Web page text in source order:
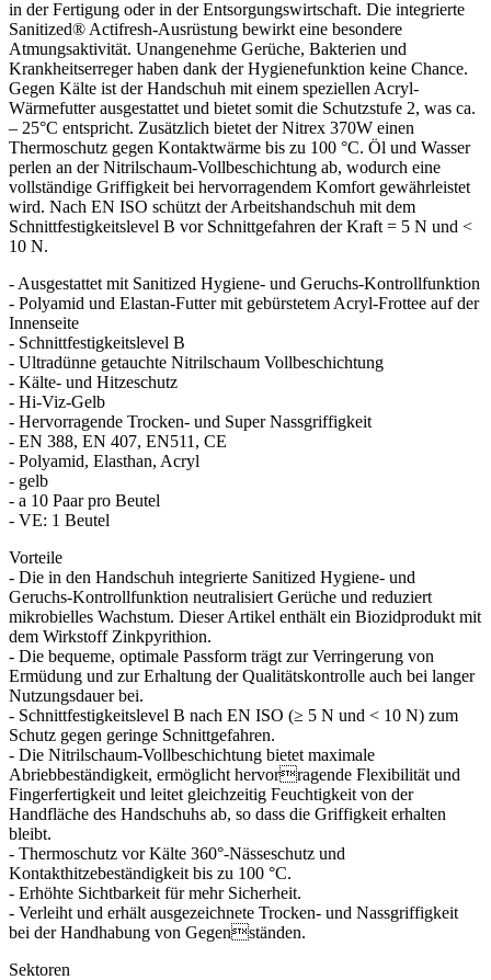
in der Fertigung oder in der Entsorgungswirtschaft. Die integrierte
Sanitized® Actifresh-Ausrüstung bewirkt eine besondere
Atmungsaktivität. Unangenehme Gerüche, Bakterien und
Krankheitserreger haben dank der Hygienefunktion keine Chance.
Gegen Kälte ist der Handschuh mit einem speziellen Acryl-
Wärmefutter ausgestattet und bietet somit die Schutzstufe 2, was ca.
– 25°C entspricht. Zusätzlich bietet der Nitrex 370W einen
Thermoschutz gegen Kontaktwärme bis zu 100 °C. Öl und Wasser
perlen an der Nitrilschaum-Vollbeschichtung ab, wodurch eine
vollständige Griffigkeit bei hervorragendem Komfort gewährleistet
wird. Nach EN ISO schützt der Arbeitshandschuh mit dem
Schnittfestigkeitslevel B vor Schnittgefahren der Kraft = 5 N und <
10 N.
- Ausgestattet mit Sanitized Hygiene- und Geruchs-Kontrollfunktion
- Polyamid und Elastan-Futter mit gebürstetem Acryl-Frottee auf der
Innenseite
- Schnittfestigkeitslevel B
- Ultradünne getauchte Nitrilschaum Vollbeschichtung
- Kälte- und Hitzeschutz
- Hi-Viz-Gelb
- Hervorragende Trocken- und Super Nassgriffigkeit
- EN 388, EN 407, EN511, CE
- Polyamid, Elasthan, Acryl
- gelb
- a 10 Paar pro Beutel
- VE: 1 Beutel
Vorteile
- Die in den Handschuh integrierte Sanitized Hygiene- und
Geruchs-Kontrollfunktion neutralisiert Gerüche und reduziert
mikrobielles Wachstum. Dieser Artikel enthält ein Biozidprodukt mit
dem Wirkstoff Zinkpyrithion.
- Die bequeme, optimale Passform trägt zur Verringerung von
Ermüdung und zur Erhaltung der Qualitätskontrolle auch bei langer
Nutzungsdauer bei.
- Schnittfestigkeitslevel B nach EN ISO (≥ 5 N und < 10 N) zum
Schutz gegen geringe Schnittgefahren.
- Die Nitrilschaum-Vollbeschichtung bietet maximale
Abriebbeständigkeit, ermöglicht hervorragende Flexibilität und
Fingerfertigkeit und leitet gleichzeitig Feuchtigkeit von der
Handfläche des Handschuhs ab, so dass die Griffigkeit erhalten
bleibt.
- Thermoschutz vor Kälte 360°-Nässeschutz und
Kontakthitzebeständigkeit bis zu 100 °C.
- Erhöhte Sichtbarkeit für mehr Sicherheit.
- Verleiht und erhält ausgezeichnete Trocken- und Nassgriffigkeit
bei der Handhabung von Gegenständen.
Sektoren